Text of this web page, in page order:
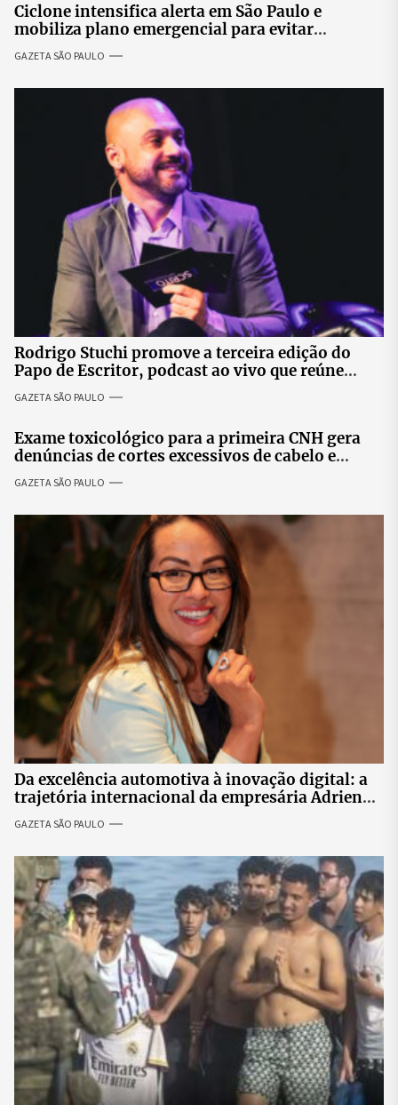
Ciclone intensifica alerta em São Paulo e
mobiliza plano emergencial para evitar
impactos no fornecimento de energia
GAZETA SÃO PAULO
Rodrigo Stuchi promove a terceira edição do
Papo de Escritor, podcast ao vivo que reúne
especialistas para discutir saúde mental e
prosperidade.
GAZETA SÃO PAULO
Exame toxicológico para a primeira CNH gera
denúncias de cortes excessivos de cabelo e
revolta entre candidatas
GAZETA SÃO PAULO
Da excelência automotiva à inovação digital: a
trajetória internacional da empresária Adriene
GAZETA SÃO PAULO